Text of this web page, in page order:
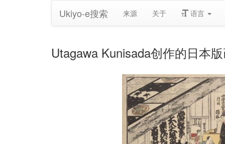
Ukiyo-e搜索 来源 关于 语言
Utagawa Kunisada创作的日本